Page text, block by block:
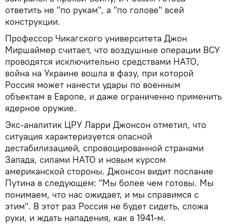
ответить не "по рукам", а "по голове" всей
конструкции.
Профессор Чикагского университета Джон
Миршаймер считает, что воздушные операции ВСУ
проводятся исключительно средствами НАТО,
война на Украине вошла в фазу, при которой
Россия может нанести удары по военным
объектам в Европе, и даже ограниченно применить
ядерное оружие.
Экс-аналитик ЦРУ Ларри Джонсон отметил, что
ситуация характеризуется опасной
дестабилизацией, спровоцированной странами
Запада, силами НАТО и новым курсом
американской стороны. Джонсон видит послание
Путина в следующем: "Мы более чем готовы. Мы
понимаем, что нас ожидает, и мы справимся с
этим". В этот раз Россия не будет сидеть, сложа
руки, и ждать нападения, как в 1941-м.